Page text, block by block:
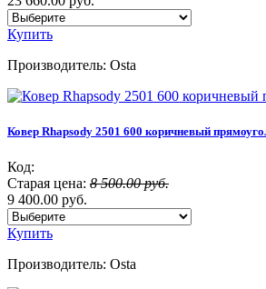
Купить
Производитель: Osta
Ковер Rhapsody 2501 600 коричневый
Код:
Старая цена: 8 500.00 руб.
9 400.00 руб.
Купить
Производитель: Osta